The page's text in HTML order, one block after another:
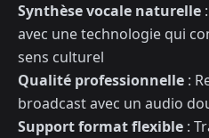
Synthèse vocale naturelle
avec une technologie qui
sens culturel
Qualité professionnelle :
broadcast avec un audio
Support format flexible :